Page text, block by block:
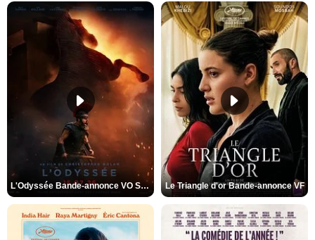
L'Odyssée Bande-annonce VO STFR Le Triangle d'or Bande-annonce VF